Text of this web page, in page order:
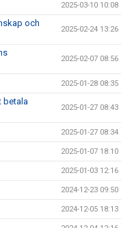
2025-03-10 10:08
och
2025-02-24 13:26
2025-02-07 08:56
2025-01-28 08:35
betala
2025-01-27 08:43
2025-01-27 08:34
2025-01-07 18:10
2025-01-03 12:16
2024-12-23 09:50
2024-12-05 18:13